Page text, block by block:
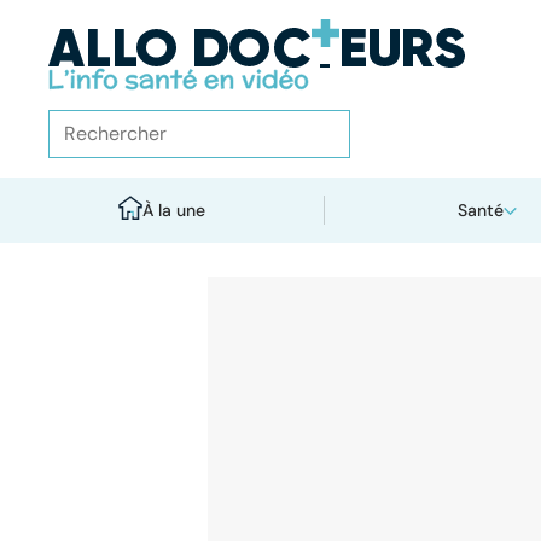
À la une Santé